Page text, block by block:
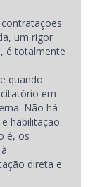
um rigor
é totalmente
quando
em
Não há
habilitação.
é, os
direta e